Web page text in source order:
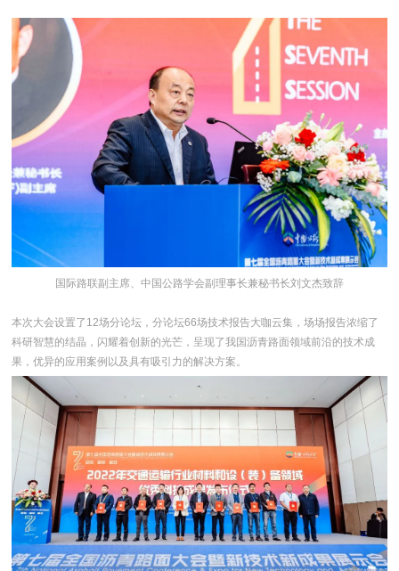
国际路联副主席、中国公路学会副理事长兼秘书长刘文杰致辞
本次大会设置了12场分论坛，分论坛66场技术报告大咖云集，场场报告浓缩了
科研智慧的结晶，闪耀着创新的光芒，呈现了我国沥青路面领域前沿的技术成
果，优异的应用案例以及具有吸引力的解决方案。